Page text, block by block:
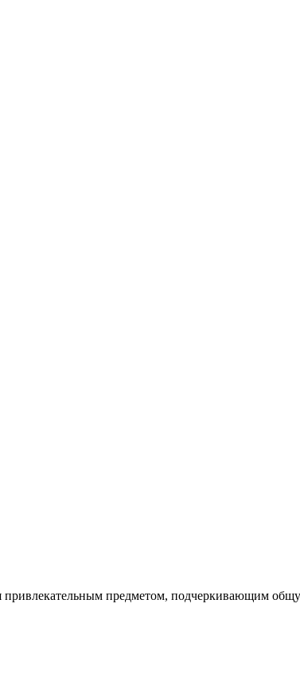
привлекательным предметом, подчеркивающим